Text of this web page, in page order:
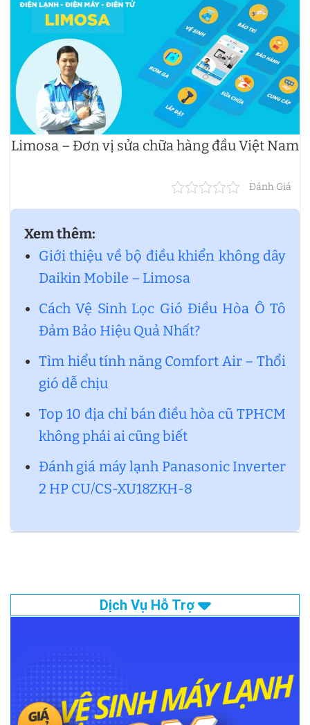
Limosa – Đơn vị sửa chữa hàng đầu Việt Nam
Đánh Giá
Xem thêm:
Giới thiệu về bộ điều khiển không dây
Daikin Mobile – Limosa
Cách Vệ Sinh Lọc Gió Điều Hòa Ô Tô
Đảm Bảo Hiệu Quả Nhất?
Tìm hiểu tính năng Comfort Air – Thổi
gió dễ chịu
Top 10 địa chỉ bán điều hòa cũ TPHCM
không phải ai cũng biết
Đánh giá máy lạnh Panasonic Inverter
2 HP CU/CS-XU18ZKH-8
Dịch Vụ Hỗ Trợ